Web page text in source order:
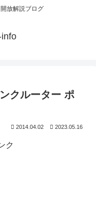
放解説ブログ
クルーター ポ
2014.04.02 2023.05.16
ク